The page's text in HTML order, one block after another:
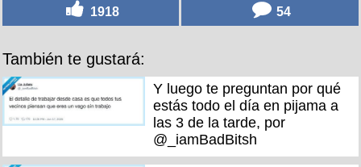
1918 54
También te gustará:
Y luego te preguntan por qué
estás todo el día en pijama a
las 3 de la tarde, por
@_iamBadBitsh